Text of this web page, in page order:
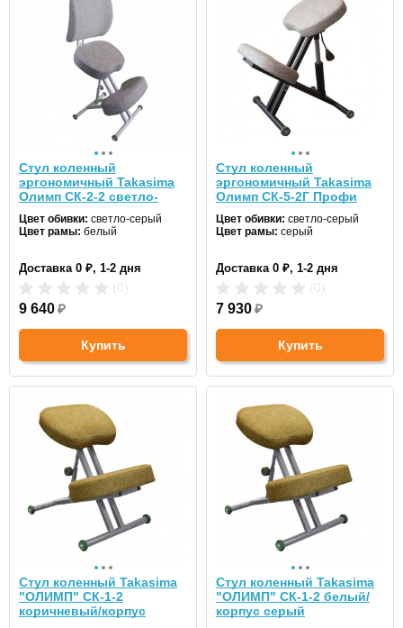
Стул коленный
эргономичный Takasima
Олимп СК-2-2 светло-
Цвет обивки: светло-серый
Цвет рамы: белый
Доставка 0 ₽, 1-2 дня
9 640₽
Купить
Стул коленный
эргономичный Takasima
Олимп СК-5-2Г Профи
Цвет обивки: светло-серый
Цвет рамы: серый
Доставка 0 ₽, 1-2 дня
7 930₽
Купить
Стул коленный Takasima
"ОЛИМП" СК-1-2
коричневый/корпус
Стул коленный Takasima
"ОЛИМП" СК-1-2 белый/
корпус серый